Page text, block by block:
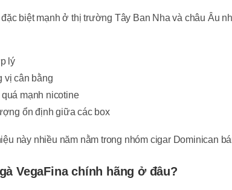
biệt mạnh ở thị trường Tây Ban Nha và châu Âu
lý
vị cân bằng
quá mạnh nicotine
ổn định giữa các box
này nhiều năm nằm trong nhóm cigar Dominican
VegaFina chính hãng ở đâu?